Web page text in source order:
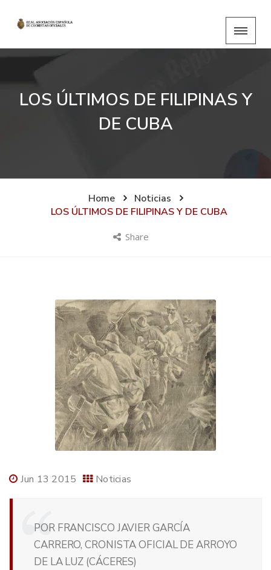
LOS ÚLTIMOS DE FILIPINAS Y
DE CUBA
Home
Noticias
LOS ÚLTIMOS DE FILIPINAS Y DE CUBA
Share
Jun 13 2015 Noticias
POR FRANCISCO JAVIER GARCÍA
CARRERO, CRONISTA OFICIAL DE ARROYO
DE LA LUZ (CÁCERES)